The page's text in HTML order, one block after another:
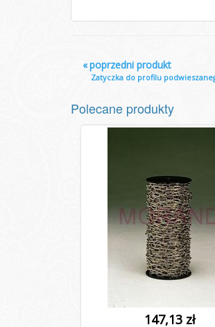
«poprzedni produkt
Zatyczka do profilu
Polecane produkty
147,13 zł